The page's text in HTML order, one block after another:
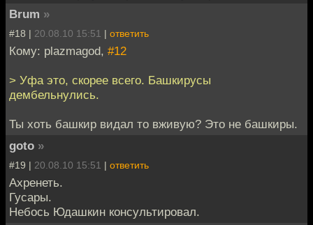
Brum »
#18 | 20.08.10 15:51 | ответить
Кому: plazmagod, #12
> Уфа это, скорее всего. Башкирусы
дембельнулись.
Ты хоть башкир видал то вживую? Это не башкиры.
goto »
#19 | 20.08.10 15:51 | ответить
Ахренеть.
Гусары.
Небось Юдашкин консультировал.